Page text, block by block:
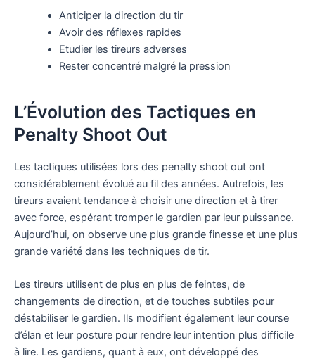
Anticiper la direction du tir
Avoir des réflexes rapides
Etudier les tireurs adverses
Rester concentré malgré la pression
L’Évolution des Tactiques en
Penalty Shoot Out
Les tactiques utilisées lors des penalty shoot out ont
considérablement évolué au fil des années. Autrefois, les
tireurs avaient tendance à choisir une direction et à tirer
avec force, espérant tromper le gardien par leur puissance.
Aujourd’hui, on observe une plus grande finesse et une plus
grande variété dans les techniques de tir.
Les tireurs utilisent de plus en plus de feintes, de
changements de direction, et de touches subtiles pour
déstabiliser le gardien. Ils modifient également leur course
d’élan et leur posture pour rendre leur intention plus difficile
à lire. Les gardiens, quant à eux, ont développé des